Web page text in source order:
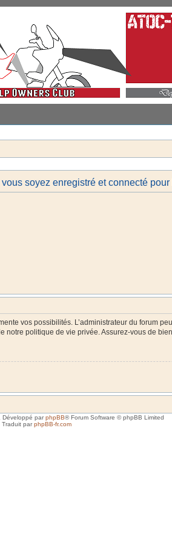
soyez enregistré et connecté
vos possibilités. L’administrateur du forum
notre politique de vie privée. Assurez-vous de
Développé parphpBB® Forum Software © phpBB Limited
Traduit parphpBB-fr.com